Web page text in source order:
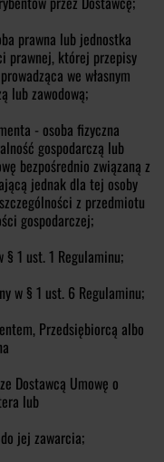
prawna lub jednostka
prawnej, której przepisy
we własnym
lub zawodową;
- osoba fizyczna
gospodarczą lub
bezpośrednio związaną z
jednak dla tej osoby
z przedmiotu
gospodarczej;
1 ust. 1 Regulaminu;
w § 1 ust. 6 Regulaminu;
Przedsiębiorcą albo
Dostawcą Umowę o
lub
jej zawarcia;